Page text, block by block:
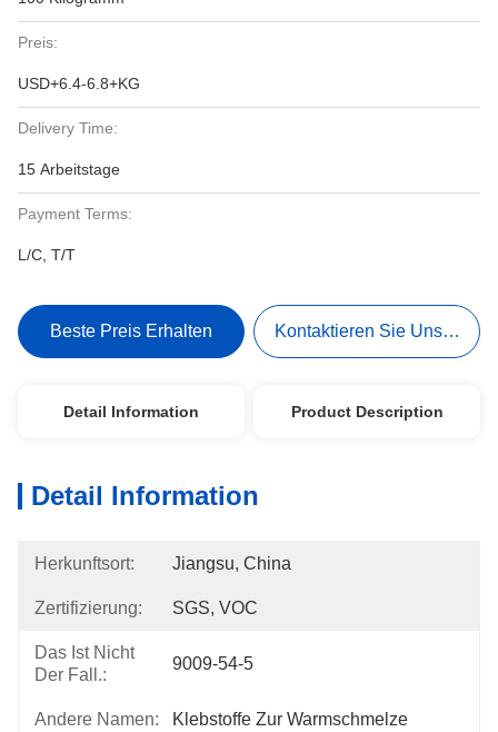
Preis:
USD+6.4-6.8+KG
Delivery Time:
15 Arbeitstage
Payment Terms:
L/C, T/T
Beste Preis Erhalten Kontaktieren Sie Uns Jetzt
Detail Information Product Description
Detail Information
Herkunftsort: Jiangsu, China
Zertifizierung: SGS, VOC
Das Ist Nicht
Der Fall.:
9009-54-5
Andere Namen: Klebstoffe Zur Warmschmelze